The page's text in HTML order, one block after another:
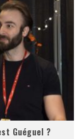
les rives de l’Aar
Pratiques !
« Le Vent dand les Saules » - Une Belle Histoire !
Guéguel ?